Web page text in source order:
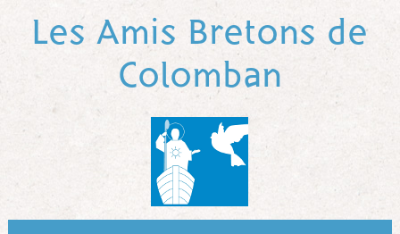
Les Amis Bretons de
Colomban